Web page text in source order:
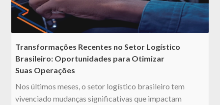
Transformações Recentes no Setor Logístico
Brasileiro: Oportunidades para Otimizar
Suas Operações
Nos últimos meses, o setor logístico brasileiro tem
vivenciado mudanças significativas que impactam